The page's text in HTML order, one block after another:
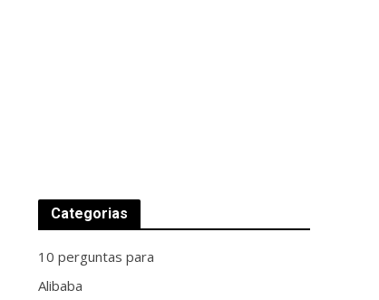
Categorias
10 perguntas para
Alibaba